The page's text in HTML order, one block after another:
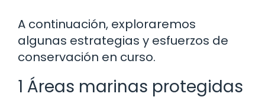
A continuación, exploraremos
algunas estrategias y esfuerzos de
conservación en curso.
1 Áreas marinas protegidas